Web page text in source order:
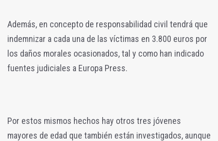
Además, en concepto de responsabilidad civil tendrá que
indemnizar a cada una de las víctimas en 3.800 euros por
los daños morales ocasionados, tal y como han indicado
fuentes judiciales a Europa Press.
Por estos mismos hechos hay otros tres jóvenes
mayores de edad que también están investigados, aunque